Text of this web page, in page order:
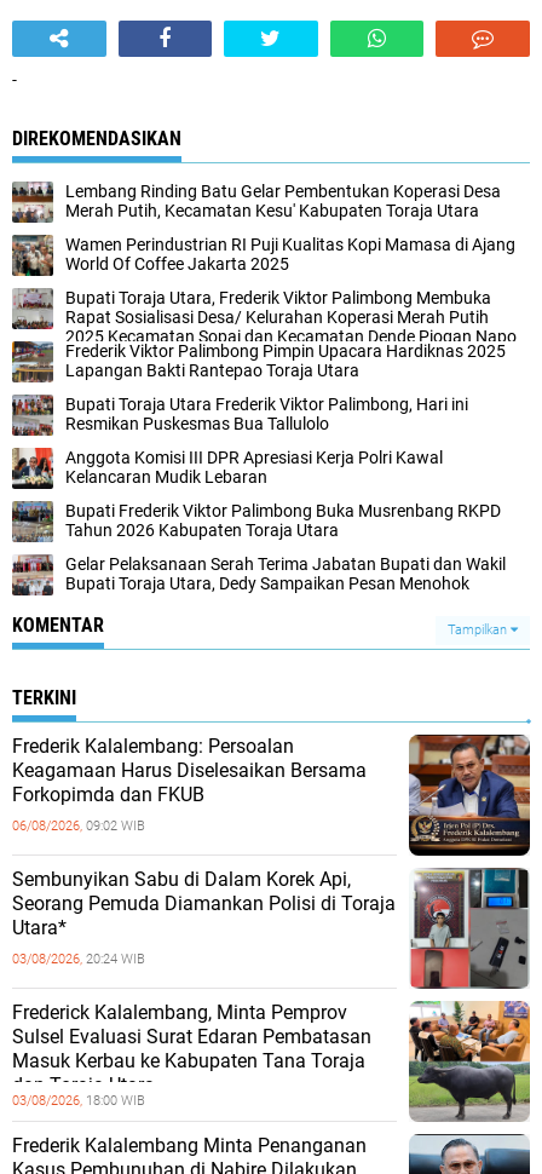
-
DIREKOMENDASIKAN
Lembang Rinding Batu Gelar Pembentukan Koperasi Desa
Merah Putih, Kecamatan Kesu' Kabupaten Toraja Utara
Wamen Perindustrian RI Puji Kualitas Kopi Mamasa di Ajang
World Of Coffee Jakarta 2025
Bupati Toraja Utara, Frederik Viktor Palimbong Membuka
Rapat Sosialisasi Desa/ Kelurahan Koperasi Merah Putih
2025 Kecamatan Sopai dan Kecamatan Dende Piogan Napo
Frederik Viktor Palimbong Pimpin Upacara Hardiknas 2025
Lapangan Bakti Rantepao Toraja Utara
Bupati Toraja Utara Frederik Viktor Palimbong, Hari ini
Resmikan Puskesmas Bua Tallulolo
Anggota Komisi III DPR Apresiasi Kerja Polri Kawal
Kelancaran Mudik Lebaran
Bupati Frederik Viktor Palimbong Buka Musrenbang RKPD
Tahun 2026 Kabupaten Toraja Utara
Gelar Pelaksanaan Serah Terima Jabatan Bupati dan Wakil
Bupati Toraja Utara, Dedy Sampaikan Pesan Menohok
KOMENTAR Tampilkan
TERKINI
Frederik Kalalembang: Persoalan
Keagamaan Harus Diselesaikan Bersama
Forkopimda dan FKUB
06/08/2026, 09:02 WIB
Sembunyikan Sabu di Dalam Korek Api,
Seorang Pemuda Diamankan Polisi di Toraja
Utara*
03/08/2026, 20:24 WIB
Frederick Kalalembang, Minta Pemprov
Sulsel Evaluasi Surat Edaran Pembatasan
Masuk Kerbau ke Kabupaten Tana Toraja
dan Toraja Utara
03/08/2026, 18:00 WIB
Frederik Kalalembang Minta Penanganan